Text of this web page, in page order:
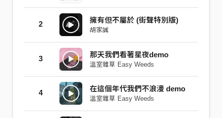
2 擁有但不屬於 (街聲特別版)
胡家誠
3 那天我們看著星夜demo
溫室雜草 Easy Weeds
4 在這個年代我們不浪漫 demo
溫室雜草 Easy Weeds